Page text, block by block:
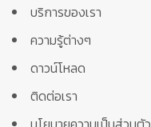
บริการของเรา
ความรู้ต่างๆ
ดาวน์โหลด
ติดต่อเรา